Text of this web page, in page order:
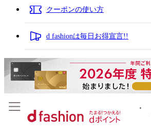
クーポンの使い方
d fashionは毎日お得宣言!!